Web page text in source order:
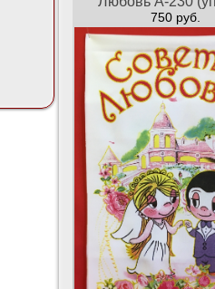
750 руб.